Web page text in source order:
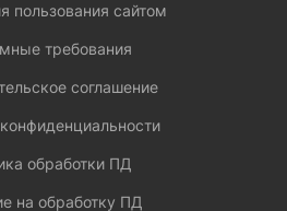
пользования сайтом
требования
соглашение
обработки ПД
на обработку ПД